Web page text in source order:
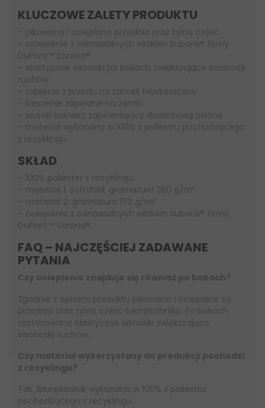
KLUCZOWE ZALETY PRODUKTU
– pikowana i ocieplana przednia oraz tylna część
– ocieplenie z odnawialnych włókien Subans® firmy
DuPont™ Sorona®
– elastyczne wstawki po bokach zwiększające swobodę
ruchów
– zapięcie z przodu na zamek błyskawiczny
– kieszenie zapinane na zamki
– wysoki kołnierz zapewniający dodatkową osłonę
– materiał wykonany w 100% z poliestru pochodzącego
z recyklingu
SKŁAD
– 100% poliester z recyklingu
– materiał 1: softshell, gramatura 280 g/m²
– materiał 2: gramatura 170 g/m²
– ocieplenie z odnawialnych włókien Subans® firmy
DuPont™ Sorona®
FAQ – NAJCZĘŚCIEJ ZADAWANE
PYTANIA
Czy ocieplenie znajduje się również po bokach?
Zgodnie z opisem produktu pikowane i ocieplane są
przednia oraz tylna część bezrękawnika. Po bokach
zastosowano elastyczne wstawki zwiększające
swobodę ruchów.
Czy materiał wykorzystany do produkcji pochodzi
z recyklingu?
Tak. Bezrękawnik wykonano w 100% z poliestru
pochodzącego z recyklingu.